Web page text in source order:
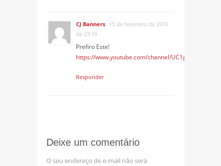
CJ Banners 15 de fevereiro de 2016
de 23:19
Prefiro Este!
https://www.youtube.com/channel/
Responder
Deixe um comentário
O seu endereço de e-mail não será